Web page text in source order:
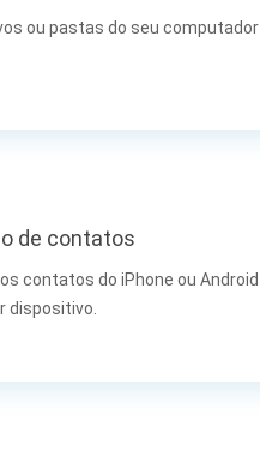
ou pastas do seu computador
de contatos
contatos do iPhone ou Android
dispositivo.